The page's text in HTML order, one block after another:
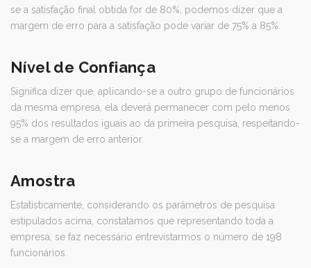
se a satisfação final obtida for de 80%, podemos dizer que a
margem de erro para a satisfação pode variar de 75% a 85%.
Nível de Confiança
Significa dizer que, aplicando-se a outro grupo de funcionários
da mesma empresa, ela deverá permanecer com pelo menos
95% dos resultados iguais ao da primeira pesquisa, respeitando-
se a margem de erro anterior.
Amostra
Estatisticamente, considerando os parâmetros de pesquisa
estipulados acima, constatamos que representando toda a
empresa, se faz necessário entrevistarmos o número de 198
funcionários.